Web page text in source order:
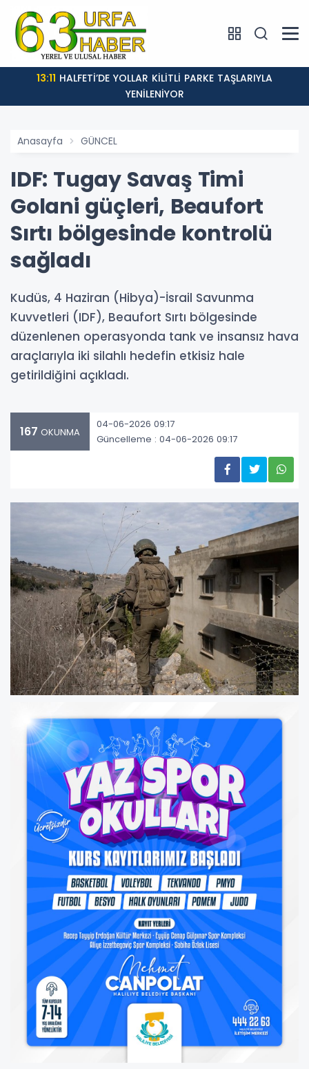
13:11
YENİLENİYOR
Anasayfa GÜNCEL
IDF: Tugay Savaş Timi
Golani güçleri, Beaufort
Sırtı bölgesinde kontrolü
sağladı
Kudüs, 4 Haziran (Hibya)-İsrail Savunma
Kuvvetleri (IDF), Beaufort Sırtı bölgesinde
düzenlenen operasyonda tank ve insansız hava
araçlarıyla iki silahlı hedefin etkisiz hale
getirildiğini açıkladı.
167 OKUNMA
04-06-2026 09:17
Güncelleme : 04-06-2026 09:17